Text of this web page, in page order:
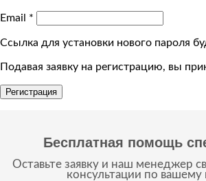
Email *
Ссылка для установки нового пароля
Подавая заявку на регистрацию, вы
Регистрация
Бесплатная помощь
Оставьте заявку и наш менеджер
консультации по вашему